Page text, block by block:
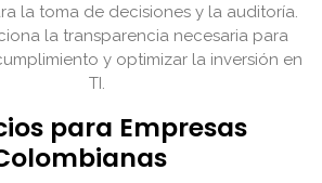
la toma de decisiones y la auditoría.
la transparencia necesaria para
y optimizar la inversión en
TI.
para Empresas